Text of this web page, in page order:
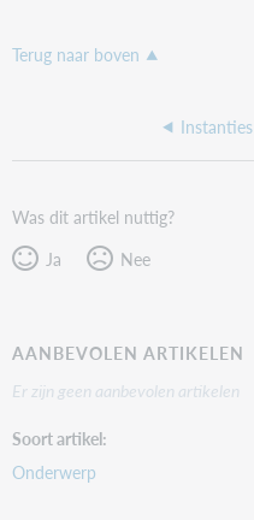
Terug naar boven
Instanties
Was dit artikel nuttig?
Ja
Nee
AANBEVOLEN ARTIKELEN
Er zijn geen aanbevolen artikelen
Soort artikel
Onderwerp